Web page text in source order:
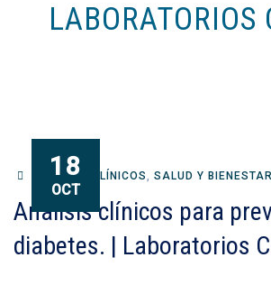
LABORATORIOS
18
OCT
ANÁLISIS CLÍNICOS, SALUD Y BIENESTAR
Análisis clínicos para
diabetes. | Laboratorios